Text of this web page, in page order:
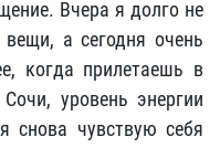
Вчера я долго не
а сегодня очень
когда прилетаешь в
уровень энергии
снова чувствую себя